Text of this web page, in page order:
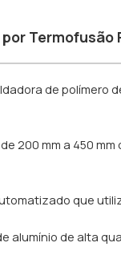
Termofusão
de
200 mm a 450 mm
que
alumínio de alta